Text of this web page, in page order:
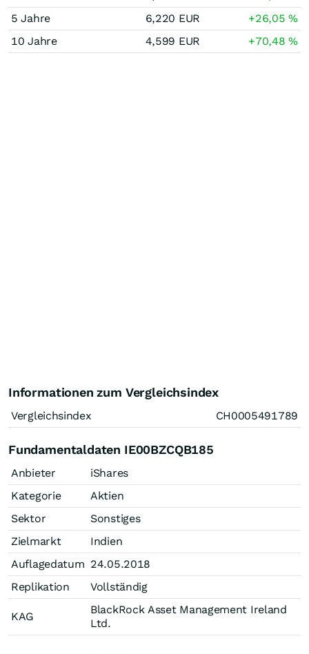
5 Jahre
6,220 EUR +26,05%
10 Jahre
4,599 EUR +70,48%
Informationen zum Vergleichsindex
Vergleichsindex CH0005491789
Fundamentaldaten IE00BZCQB185
Anbieter
iShares
Kategorie
Aktien
Sektor
Sonstiges
Zielmarkt
Indien
Auflagedatum 24.05.2018
Replikation
Vollständig
KAG
BlackRock Asset Management Ireland
Ltd.